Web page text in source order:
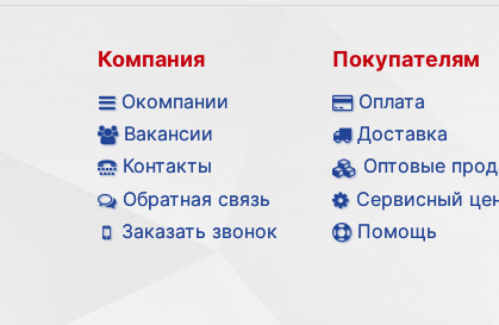
Компания
Окомпании
Вакансии
Контакты
Обратная связь
Заказать звонок
Покупателям
Оплата
Доставка
Оптовые
Сервисный
Помощь